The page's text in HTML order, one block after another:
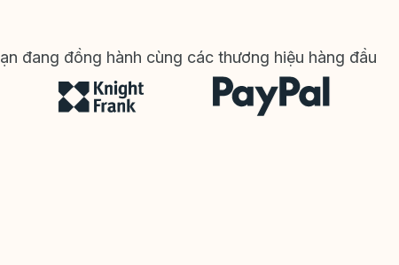
đang đồng hành cùng các thương hiệu hàng đầu